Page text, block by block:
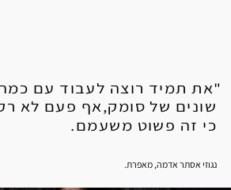
"את תמיד רוצה לעבוד עם כמה
שונים של סומק,אף פעם לא
כי זה פשוט משעמם.
נגוזי אסתר אדמה, מאפרת.